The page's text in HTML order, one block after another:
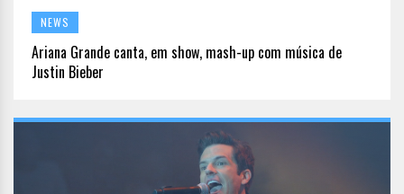
NEWS
Ariana Grande canta, em show, mash-up com música de
Justin Bieber